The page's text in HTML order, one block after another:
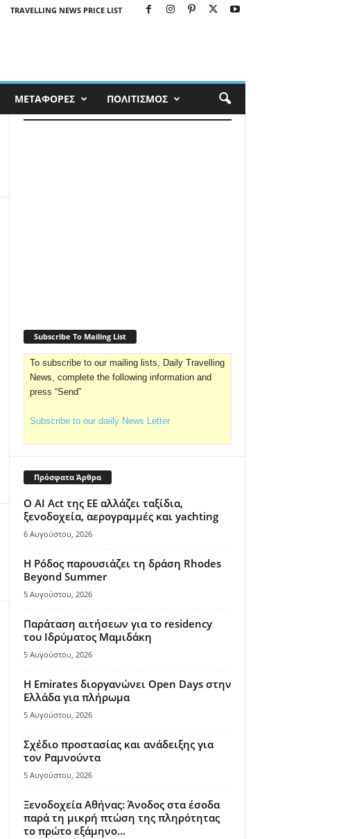
TRAVELLING NEWS PRICE LIST
ΜΕΤΑΦΟΡΕΣ ΠΟΛΙΤΙΣΜΟΣ
Subscribe To Mailing List
To subscribe to our mailing lists, Daily Travelling
News, complete the following information and
press “Send”
Subscribe to our daiily News Letter
Πρόσφατα Άρθρα
Ο AI Act της ΕΕ αλλάζει ταξίδια,
ξενοδοχεία, αερογραμμές και yachting
6 Αυγούστου, 2026
Η Ρόδος παρουσιάζει τη δράση Rhodes
Beyond Summer
5 Αυγούστου, 2026
Παράταση αιτήσεων για το residency
του Ιδρύματος Μαμιδάκη
5 Αυγούστου, 2026
Η Emirates διοργανώνει Open Days στην
Ελλάδα για πλήρωμα
5 Αυγούστου, 2026
Σχέδιο προστασίας και ανάδειξης για
τον Ραμνούντα
5 Αυγούστου, 2026
Ξενοδοχεία Αθήνας: Άνοδος στα έσοδα
παρά τη μικρή πτώση της πληρότητας
το πρώτο εξάμηνο...